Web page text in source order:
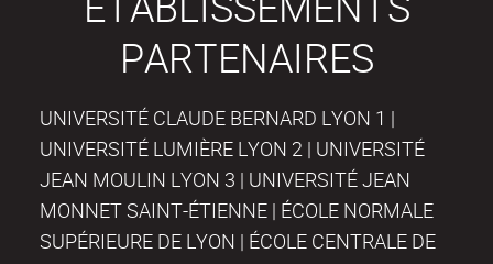
PARTENAIRES
UNIVERSITÉ CLAUDE BERNARD LYON 1 |
UNIVERSITÉ LUMIÈRE LYON 2 | UNIVERSITÉ
JEAN MOULIN LYON 3 | UNIVERSITÉ JEAN
MONNET SAINT-ÉTIENNE | ÉCOLE NORMALE
SUPÉRIEURE DE LYON | ÉCOLE CENTRALE DE